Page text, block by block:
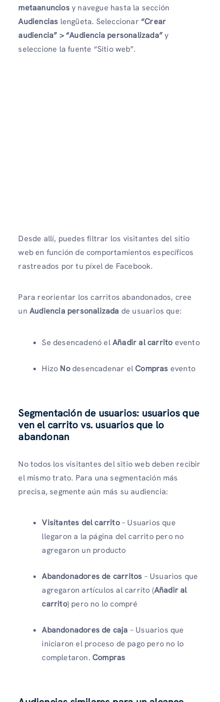
metaanunciosy navegue hasta la sección
Audiencias lengüeta. Seleccionar “Crear
audiencia” > “Audiencia personalizada”y
seleccione la fuente “Sitio web”.
Desde allí, puedes filtrar los visitantes del sitio
web en función de comportamientos específicos
rastreados por tu píxel de Facebook.
Para reorientar los carritos abandonados, cree
un Audiencia personalizada de usuarios que:
Se desencadenó elAñadir al carrito evento
Hizo Nodesencadenar elCompras evento
Segmentación de usuarios: usuarios que
ven el carrito vs. usuarios que lo
abandonan
No todos los visitantes del sitio web deben recibir
el mismo trato. Para una segmentación más
precisa, segmente aún más su audiencia:
Visitantes del carrito– Usuarios que
llegaron a la página del carrito pero no
agregaron un producto
Abandonadores de carritos – Usuarios que
agregaron artículos al carrito (Añadir al
carrito) pero no lo compré
Abandonadores de caja – Usuarios que
iniciaron el proceso de pago pero no lo
completaron. Compras